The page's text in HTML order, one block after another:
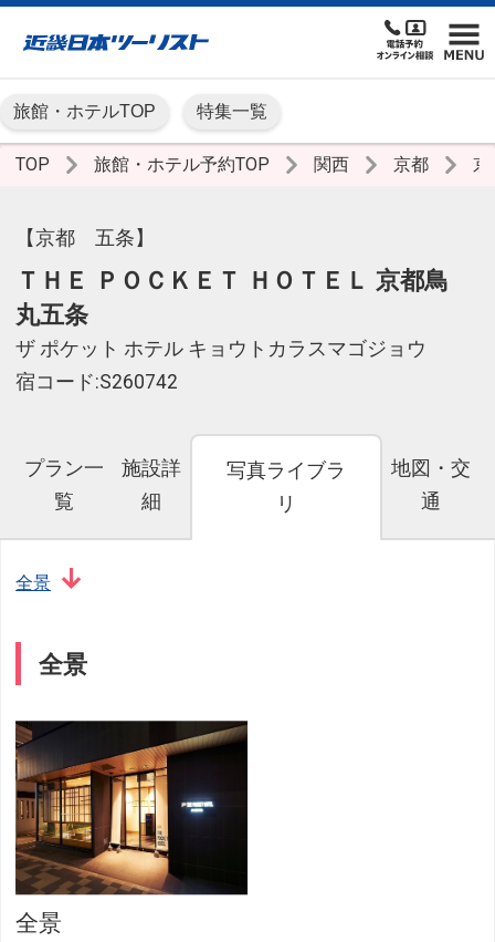
旅館・ホテルTOP 特集一覧
TOP 旅館・ホテル予約TOP 関西 京都 京
【京都 五条】
ＴＨＥ ＰＯＣＫＥＴ ＨＯＴＥＬ 京都鳥
丸五条
ザ ポケット ホテル キョウトカラスマゴジョウ
宿コード:S260742
プラン一
覧
施設詳
細
写真ライブラ
リ
地図・交
通
全景
全景
全景